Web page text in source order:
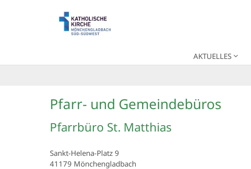
AKTUELLES
Pfarr- und Gemeindebüros
Pfarrbüro St. Matthias
Sankt-Helena-Platz 9
41179 Mönchengladbach